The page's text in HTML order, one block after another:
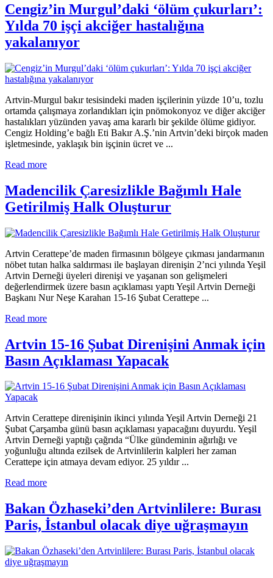
Cengiz’in Murgul’daki ‘ölüm çukurları’:
Yılda 70 işçi akciğer hastalığına
yakalanıyor
Artvin-Murgul bakır tesisindeki maden işçilerinin yüzde 10’u, tozlu
ortamda çalışmaya zorlandıkları için pnömokonyoz ve diğer akciğer
hastalıkları yüzünden yavaş ama kararlı bir şekilde ölüme gidiyor.
Cengiz Holding’e bağlı Eti Bakır A.Ş.’nin Artvin’deki birçok maden
işletmesinde, yaklaşık bin işçinin ücret ve ...
Read more
Madencilik Çaresizlikle Bağımlı Hale
Getirilmiş Halk Oluşturur
Artvin Cerattepe’de maden firmasının bölgeye çıkması jandarmanın
nöbet tutan halka saldırması ile başlayan direnişin 2’nci yılında Yeşil
Artvin Derneği üyeleri direnişi ve yaşanan son gelişmeleri
değerlendirmek üzere basın açıklaması yaptı Yeşil Artvin Derneği
Başkanı Nur Neşe Karahan 15-16 Şubat Cerattepe ...
Read more
Artvin 15-16 Şubat Direnişini Anmak için
Basın Açıklaması Yapacak
Artvin Cerattepe direnişinin ikinci yılında Yeşil Artvin Derneği 21
Şubat Çarşamba günü basın açıklaması yapacağını duyurdu. Yeşil
Artvin Derneği yaptığı çağrıda “Ülke gündeminin ağırlığı ve
yoğunluğu altında ezilsek de Artvinlilerin kalpleri her zaman
Cerattepe için atmaya devam ediyor. 25 yıldır ...
Read more
Bakan Özhaseki’den Artvinlilere: Burası
Paris, İstanbul olacak diye uğraşmayın